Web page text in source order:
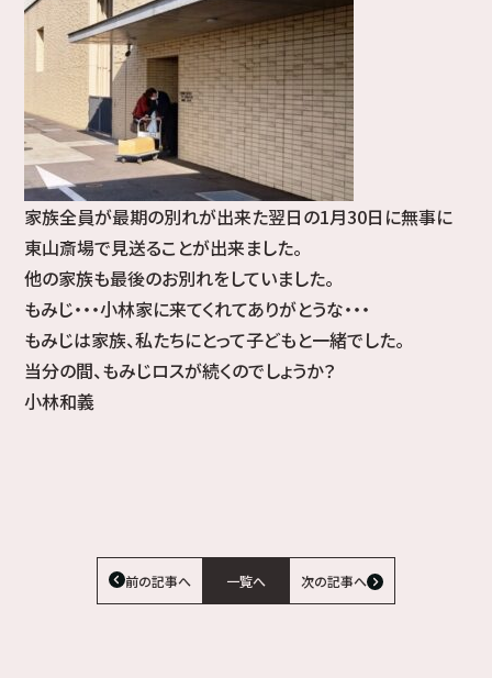
家族全員が最期の別れが出来た翌日の1月30日に無事に
東山斎場で見送ることが出来ました。
他の家族も最後のお別れをしていました。
もみじ・・・小林家に来てくれてありがとうな・・・
もみじは家族、私たちにとって子どもと一緒でした。
当分の間、もみじロスが続くのでしょうか？
小林和義
前の記事へ 一覧へ 次の記事へ